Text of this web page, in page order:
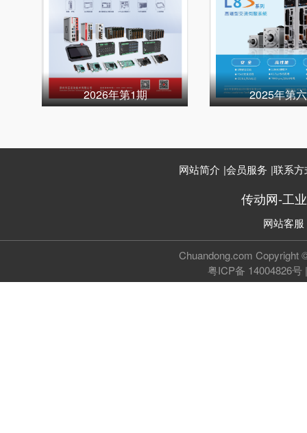
2026年第1期 2025年第
网站简介 |会员服务 |联系方
传动网-工
网站客服
Chuandong.com Copyright
粤ICP备 14004826号